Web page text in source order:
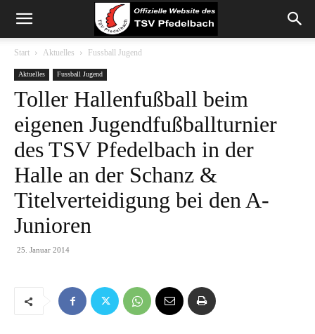
Start Aktuelles Fussball Jugend
Aktuelles Fussball Jugend
Toller Hallenfußball beim
eigenen Jugendfußballturnier
des TSV Pfedelbach in der
Halle an der Schanz &
Titelverteidigung bei den A-
Junioren
25. Januar 2014